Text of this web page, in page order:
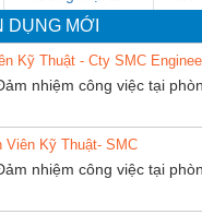
Ba MiềnMỚI
Kỹ Thuật - Cty SMC
nhiệm công việc tại
Viên Kỹ Thuật- SMC
nhiệm công việc tại